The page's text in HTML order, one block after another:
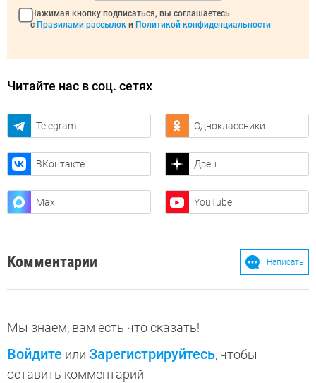
Нажимая кнопку подписаться, вы соглашаетесь
с Правилами рассылок и Политикой конфиденциальности
Читайте нас в соц. сетях
Telegram Одноклассники
ВКонтакте Дзен
Max YouTube
Комментарии Написать
Мы знаем, вам есть что сказать!
Войдите или Зарегистрируйтесь, чтобы
оставить комментарий